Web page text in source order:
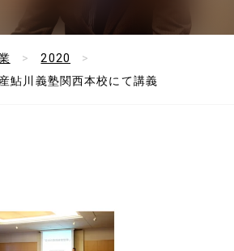
2020
鮎川義塾関西本校にて講義